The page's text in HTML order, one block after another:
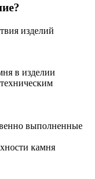
изделий
в изделии
выполненные
камня